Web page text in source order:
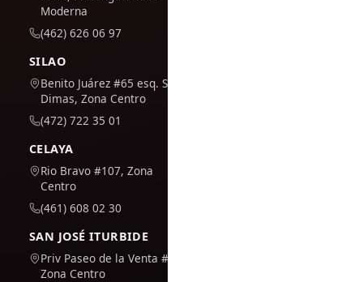
Moderna
(462) 626 06 97
SILAO
Benito Juárez #65 esq. San
Dimas, Zona Centro
(472) 722 35 01
CELAYA
Rio Bravo #107, Zona
Centro
(461) 608 02 30
SAN JOSÉ ITURBIDE
Priv Paseo de la Venta #7,
Zona Centro